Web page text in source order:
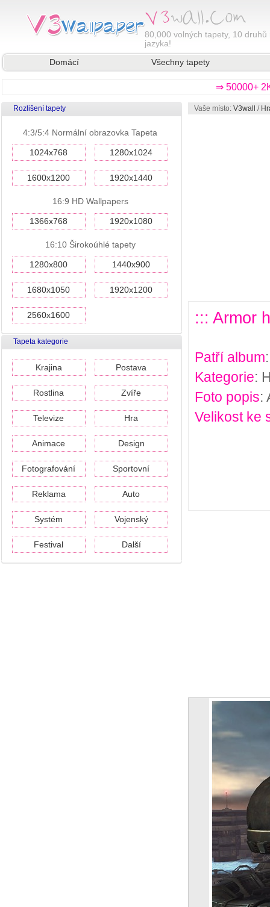
80,000 volných tapety, 10 druhů
jazyka!
Domácí
Všechny tapety
⇒ 50000+
Rozlišení tapety
4:3/5:4 Normální obrazovka Tapeta
1024x768 1280x1024
1600x1200 1920x1440
16:9 HD Wallpapers
1366x768 1920x1080
16:10 Širokoúhlé tapety
1280x800 1440x900
1680x1050 1920x1200
2560x1600
Tapeta kategorie
Krajina Postava
Rostlina Zvíře
Televize Hra
Animace Design
Fotografování Sportovní
Reklama Auto
Systém Vojenský
Festival Další
Vaše místo: V3wall /
::: Armor
Patří album
Kategorie:
Foto popis:
Velikost ke